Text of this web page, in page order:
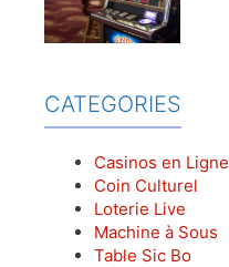
CATEGORIES
Casinos en Ligne
Coin Culturel
Loterie Live
Machine à Sous
Table Sic Bo